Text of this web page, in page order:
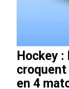
Hockey : les jeunes Chats
en 4